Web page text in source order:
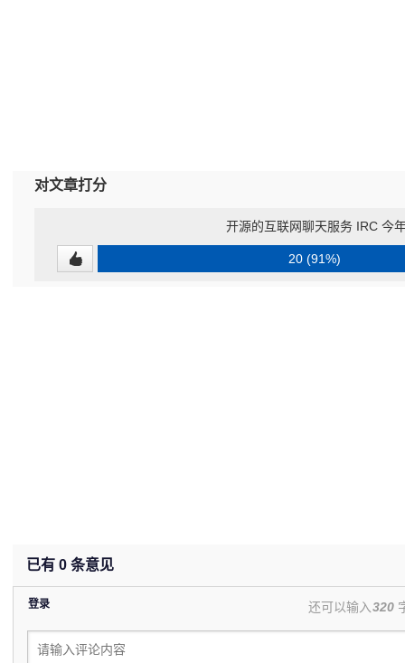
对文章打分
开源的互联网聊天服务 IRC 今
20 (91%)
已有 0 条意见
登录 还可以输入320